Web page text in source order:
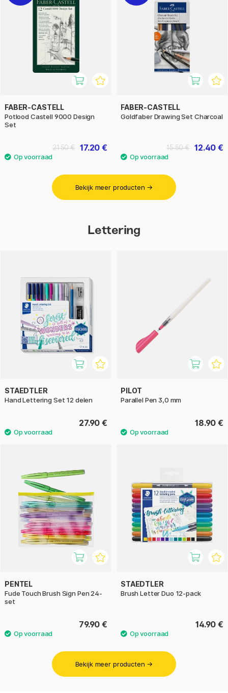
FABER-CASTELL
Potlood Castell 9000 Design
Set
17.20 €
21.50 €
FABER-CASTELL
Goldfaber Drawing Set Charcoal
12.40 €
15.50 €
Bekijk meer producten →
Lettering
STAEDTLER
Hand Lettering Set 12 delen
27.90 €
PILOT
Parallel Pen 3,0 mm
18.90 €
PENTEL
Fude Touch Brush Sign Pen 24-
set
79.90 €
STAEDTLER
Brush Letter Duo 12-pack
14.90 €
Bekijk meer producten →